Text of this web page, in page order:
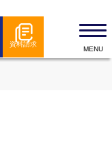
資料請求